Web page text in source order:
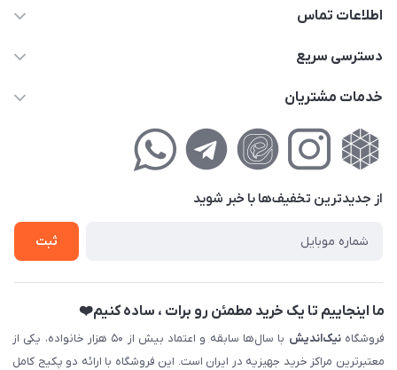
اطلاعات تماس
02177111474
کوچه گلریز 4 غربی ، پلاک 13
دسترسی سریع
حساب کاربری
لیست محصولات
خدمات مشتریان
راهنمای‌خرید‌آنلاین
حریم خصوصی
فروش‌اقساطی
از جدید‌ترین تخفیف‌ها با‌ خبر شوید
ثبت
ما اینجاییم تا یک خرید مطمئن رو برات ، ساده کنیم❤️
فروشگاهنیک‌اندیش
با سال‌ها سابقه و اعتماد بیش از ۵۰ هزار خانواده، یکی از
معتبرترین مراکز خرید جهیزیه در ایران است. این فروشگاه با ارائه دو پکیج کامل